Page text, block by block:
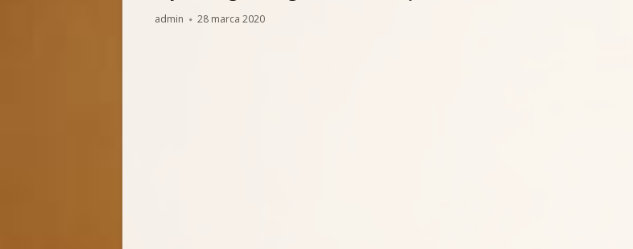
Autor
admin Opublikowano
28 marca 2020